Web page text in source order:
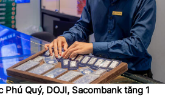
Phú Quý, DOJI, Sacombank tăng 1